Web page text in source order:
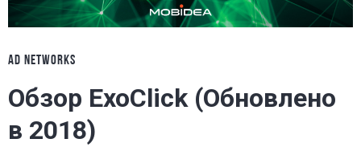
AD NETWORKS
Обзор ExoClick (Обновлено
в 2018)